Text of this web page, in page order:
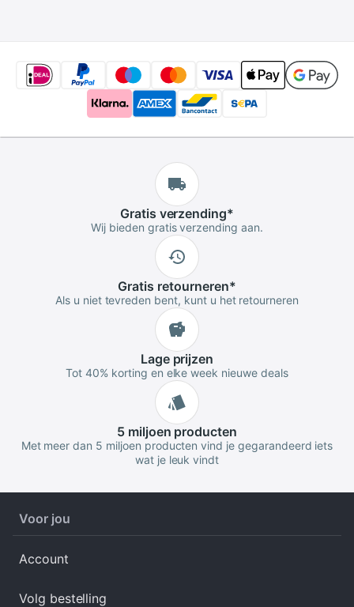
Gratis verzending*
Wij bieden gratis verzending aan.
Gratis retourneren*
Als u niet tevreden bent, kunt u het retourneren
Lageprijzen
Tot 40% korting en elke week nieuwe deals
5 miljoen producten
Met meer dan 5 miljoen producten vind je gegarandeerd iets
wat je leuk vindt
Voor jou
Account
Volg bestelling